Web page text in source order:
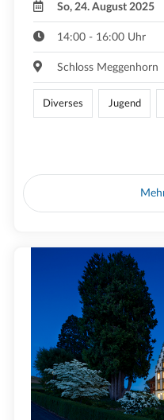
So, 24. August 2025
14:00 - 16:00 Uhr
Schloss Meggenhorn
Diverses Jugend